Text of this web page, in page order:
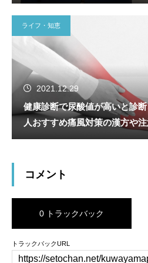
ライフ・知恵
2021.12.29
健康診断で尿酸値が高いと診
人おすすめ痛風対策の漢方や注
コメント
0 トラックバック
トラックバックURL